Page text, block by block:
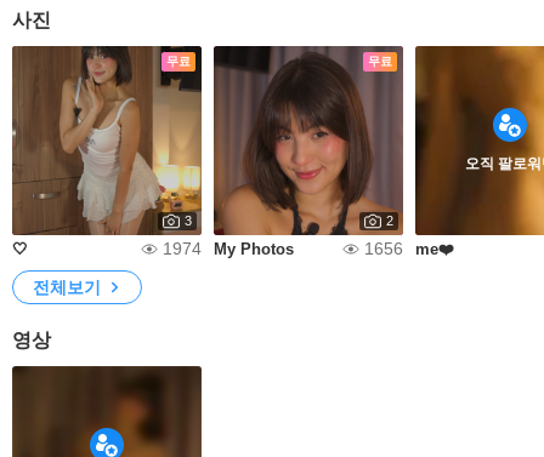
사진
무료
3
🤍 1974
무료
2
My Photos 1656
오직 팔로
me❤️
전체보기
영상